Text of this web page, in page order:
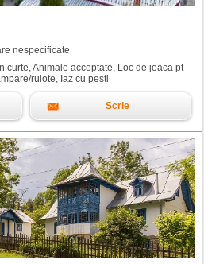
nespecificate
curte, Animale acceptate, Loc de joaca pt
rulote, Iaz cu pesti
Scrie